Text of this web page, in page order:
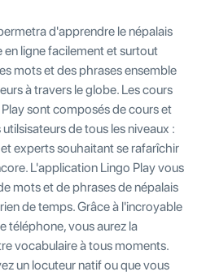
d'apprendre le népalais
ligne facilement et surtout
mots et des phrases ensemble
à travers le globe. Les cours
sont composés de cours et
de tous les niveaux :
experts souhaitant se rafarîchir
L'application Lingo Play vous
mots et de phrases de népalais
de temps. Grâce à l'incroyable
téléphone, vous aurez la
vocabulaire à tous moments.
un locuteur natif ou que vous